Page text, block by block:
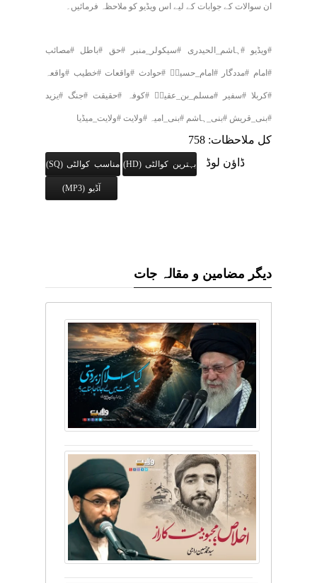
ان سوالات کے جوابات کے لیے اس ویڈیو کو ملاحظہ فرمائیں۔
#ویڈیو #ہاشم_الحیدری #سیکولر_منبر #حق #باطل #مصائب
#امام #مددگار #امام_حسینؑ #حوادث #واقعات #خطیب #واقعہ
#کربلا #سفیر #مسلم_بن_عقیلؑ #کوفہ #حقیقت #جنگ #یزید
#بنی_قریش #بنی_ہاشم #بنی_امیہ #ولایت #ولایت_میڈیا
کل ملاحظات: 758
ڈاؤن لوڈ
بہترین کوالٹی (HD) مناسب کوالٹی (SQ)
آڈیو (MP3)
دیگر مضامین و مقالہ جات